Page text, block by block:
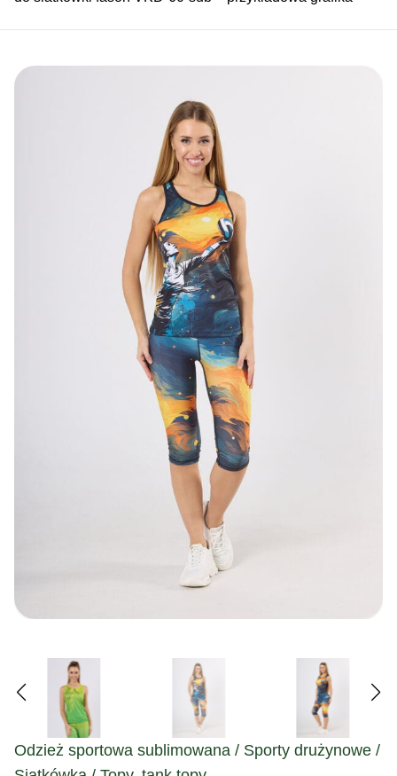
Odzież sportowa sublimowana / Sporty drużynowe /